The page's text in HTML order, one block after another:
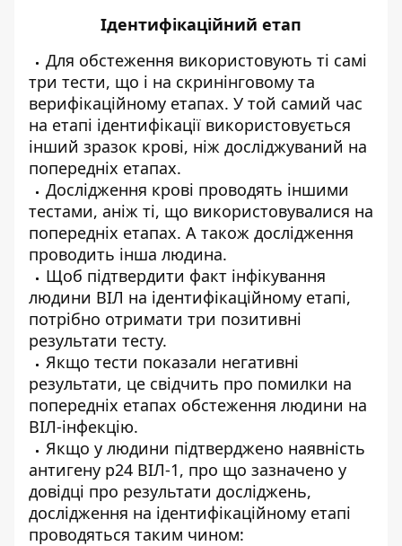
Ідентифікаційний етап
Для обстеження використовують ті самі
три тести, що і на скринінговому та
верифікаційному етапах. У той самий час
на етапі ідентифікації використовується
інший зразок крові, ніж досліджуваний на
попередніх етапах.
Дослідження крові проводять іншими
тестами, аніж ті, що використовувалися на
попередніх етапах. А також дослідження
проводить інша людина.
Щоб підтвердити факт інфікування
людини ВІЛ на ідентифікаційному етапі,
потрібно отримати три позитивні
результати тесту.
Якщо тести показали негативні
результати, це свідчить про помилки на
попередніх етапах обстеження людини на
ВІЛ-інфекцію.
Якщо у людини підтверджено наявність
антигену р24 ВІЛ-1, про що зазначено у
довідці про результати досліджень,
дослідження на ідентифікаційному етапі
проводяться таким чином: